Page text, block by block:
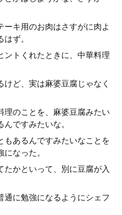
ーキ用のお肉はさすがに肉よ
ず。
ントくれたときに、中華料理
ど、実は麻婆豆腐じゃなく
理のことを、麻婆豆腐みたい
ですみたいな。
もあるんですみたいなことを
なった。
たかといって、別に豆腐が入
通に勉強になるようにシェフ